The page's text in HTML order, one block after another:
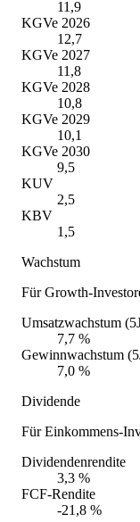
11,9
KGVe 2026
12,7
KGVe 2027
11,8
KGVe 2028
10,8
KGVe 2029
10,1
KGVe 2030
9,5
KUV
2,5
KBV
1,5
Wachstum
Für Growth-
Umsatzwachstum
7,7 %
Gewinnwachstum
7,0 %
Dividende
Für Einkommens-
Dividendenrendite
3,3 %
FCF-Rendite
-21,8 %